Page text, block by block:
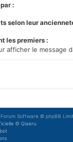
:
selon leur
les premiers :
afficher le message
Software © phpBB
© Qiaeru